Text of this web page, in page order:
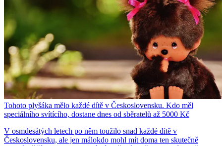
Tohoto plyšáka mělo každé dítě v Československu. Kdo měl
speciálního svítícího, dostane dnes od sběratelů až 5000 Kč
V osmdesátých letech po něm toužilo snad každé dítě v
Československu, ale jen málokdo mohl mít doma ten skutečně